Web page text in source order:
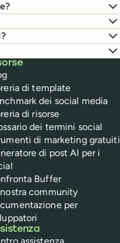
di template
dei social media
di risorse
dei termini social
di marketing gratuiti
di post AI per i
Buffer
nostra community
per